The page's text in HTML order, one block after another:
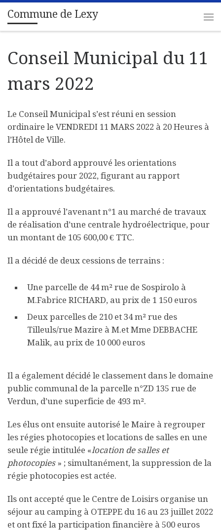
Passer au contenu
Commune de Lexy
Conseil Municipal du 11
mars 2022
Le Conseil Municipal s’est réuni en session
ordinaire le VENDREDI 11 MARS 2022 à 20 Heures à
l’Hôtel de Ville.
Il a tout d’abord approuvé les orientations
budgétaires pour 2022, figurant au rapport
d’orientations budgétaires.
Il a approuvé l’avenant n°1 au marché de travaux
de réalisation d’une centrale hydroélectrique, pour
un montant de 105 600,00 € TTC.
Il a décidé de deux cessions de terrains :
Une parcelle de 44 m² rue de Sospirolo à
M.Fabrice RICHARD, au prix de 1 150 euros
Deux parcelles de 210 et 34 m² rue des
Tilleuls/rue Mazire à M.et Mme DEBBACHE
Malik, au prix de 10 000 euros
Il a également décidé le classement dans le domaine
public communal de la parcelle n°ZD 135 rue de
Verdun, d’une superficie de 493 m².
Les élus ont ensuite autorisé le Maire à regrouper
les régies photocopies et locations de salles en une
seule régie intitulée «location de salles et
photocopies» ; simultanément, la suppression de la
régie photocopies est actée.
Ils ont accepté que le Centre de Loisirs organise un
séjour au camping à OTEPPE du 16 au 23 juillet 2022
et ont fixé la participation financière à 500 euros